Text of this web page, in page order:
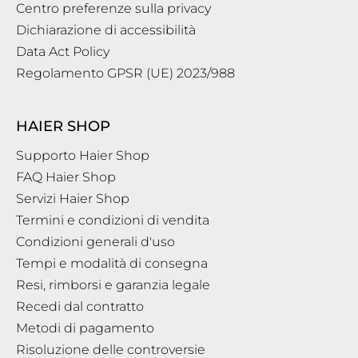
Centro preferenze sulla privacy
Dichiarazione di accessibilità
Data Act Policy
Regolamento GPSR (UE) 2023/988
HAIER SHOP
Supporto Haier Shop
FAQ Haier Shop
Servizi Haier Shop
Termini e condizioni di vendita
Condizioni generali d'uso
Tempi e modalità di consegna
Resi, rimborsi e garanzia legale
Recedi dal contratto
Metodi di pagamento
Risoluzione delle controversie